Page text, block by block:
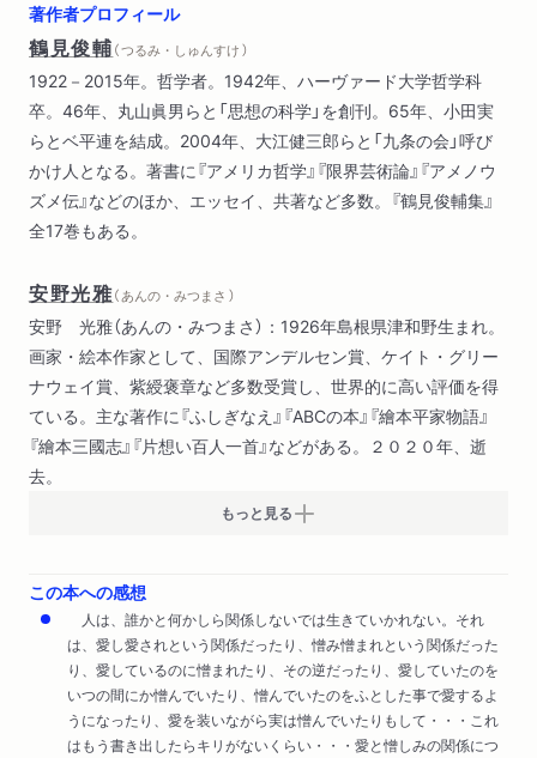
文違い（三遊亭円生）
死んだガブリエル（シュニッツラー）
耳瓔珞（円地文子）
少女（野口冨士男）
冬の日（永井龍男）
著作者プロフィール
鶴見俊輔（ つるみ・しゅんすけ ）
1922－2015年。哲学者。1942年、ハーヴァード大学哲学科
卒。46年、丸山眞男らと「思想の科学」を創刊。65年、小田実
らとベ平連を結成。2004年、大江健三郎らと「九条の会」呼び
かけ人となる。著書に『アメリカ哲学』『限界芸術論』『アメノウ
ズメ伝』などのほか、エッセイ、共著など多数。『鶴見俊輔集』
全17巻もある。
安野光雅（ あんの・みつまさ ）
安野 光雅（あんの・みつまさ）：1926年島根県津和野生まれ。
画家・絵本作家として、国際アンデルセン賞、ケイト・グリー
ナウェイ賞、紫綬褒章など多数受賞し、世界的に高い評価を得
ている。主な著作に『ふしぎなえ』『ABCの本』『繪本平家物語』
『繪本三國志』『片想い百人一首』などがある。２０２０年、逝
去。
もっと見る
この本への感想
人は、誰かと何かしら関係しないでは生きていかれない。それ
は、愛し愛されという関係だったり、憎み憎まれという関係だった
り、愛しているのに憎まれたり、その逆だったり、愛していたのを
いつの間にか憎んでいたり、憎んでいたのをふとした事で愛するよ
うになったり、愛を装いながら実は憎んでいたりもして・・・これ
はもう書き出したらキリがないくらい・・・愛と憎しみの関係につ